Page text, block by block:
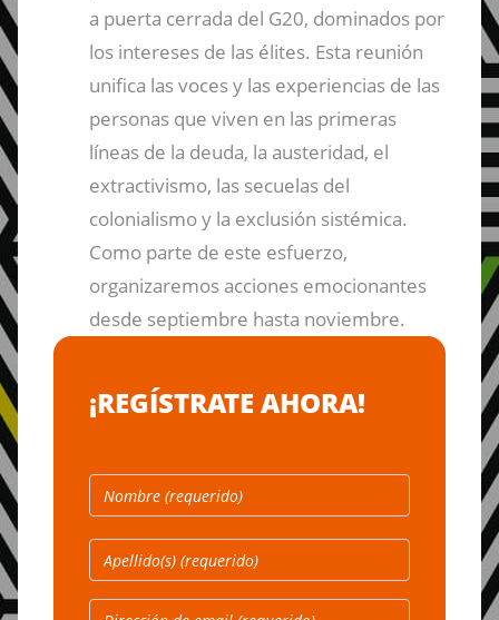
a puerta cerrada del G20, dominados por
los intereses de las élites. Esta reunión
unifica las voces y las experiencias de las
personas que viven en las primeras
líneas de la deuda, la austeridad, el
extractivismo, las secuelas del
colonialismo y la exclusión sistémica.
Como parte de este esfuerzo,
organizaremos acciones emocionantes
desde septiembre hasta noviembre.
¡REGÍSTRATE AHORA!